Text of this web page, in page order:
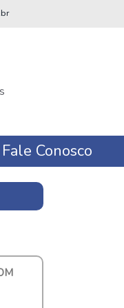
Fale Conosco